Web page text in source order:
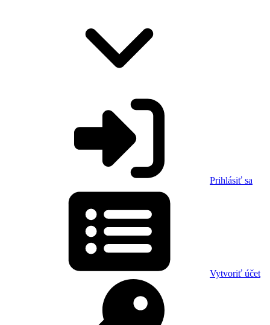
Prihlásiť sa
Vytvoriť účet